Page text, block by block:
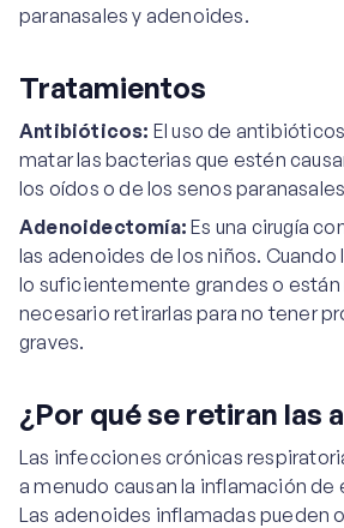
paranasales y adenoides.
Tratamientos
Antibióticos: El uso de
matar las bacterias que estén
los oídos o de los senos
Adenoidectomía: Es una cirugía
las adenoides de los niños. Cuando
lo suficientemente grandes o están
necesario retirarlas para no tener
graves.
¿Por qué se retiran las
Las infecciones crónicas
a menudo causan la inflamación de
Las adenoides inflamadas pueden